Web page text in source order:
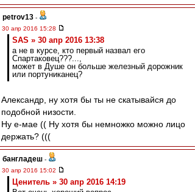
petrov13 -
30 апр 2016 15:28
SAS » 30 апр 2016 13:38
а не в курсе, кто первый назвал его
Спартаковец???...,
может в Душе он больше железный дорожник
или портуниканец?
Александр, ну хотя бы ты не скатывайся до
подобной низости.
Ну е-мае (( Ну хотя бы немножко можно лицо
держать? (((
бангладеш -
30 апр 2016 15:02
Ценитель » 30 апр 2016 14:19